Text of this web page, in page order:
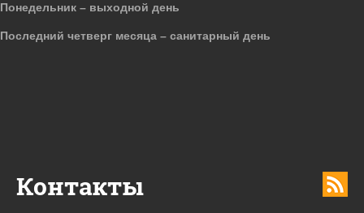
Контакты
Понедельник – выходной день
Последний четверг месяца – санитарный день